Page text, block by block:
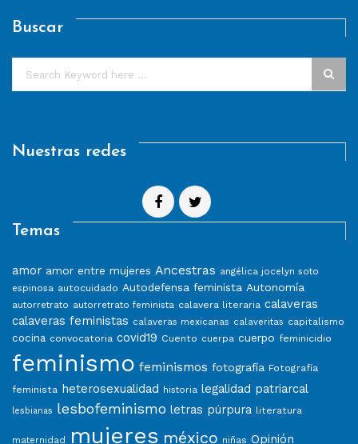
Buscar
Nuestras redes
Temas
amor amor entre mujeres Ancestras angélica jocelyn soto
espinosa autocuidado Autodefensa feminista Autonomía
autorretrato autorretrato feminista calavera literaria calaveras
calaveras feministas calaveras mexicanas calaveritas capitalismo
cocina convocatoria covid19 Cuento cuerpa cuerpo feminicidio
feminismo feminismos fotografía Fotografía
feminista heterosexualidad historia legalidad patriarcal
lesbianas lesbofeminismo letras púrpura literatura
maternidad mujeres méxico niñas Opinión